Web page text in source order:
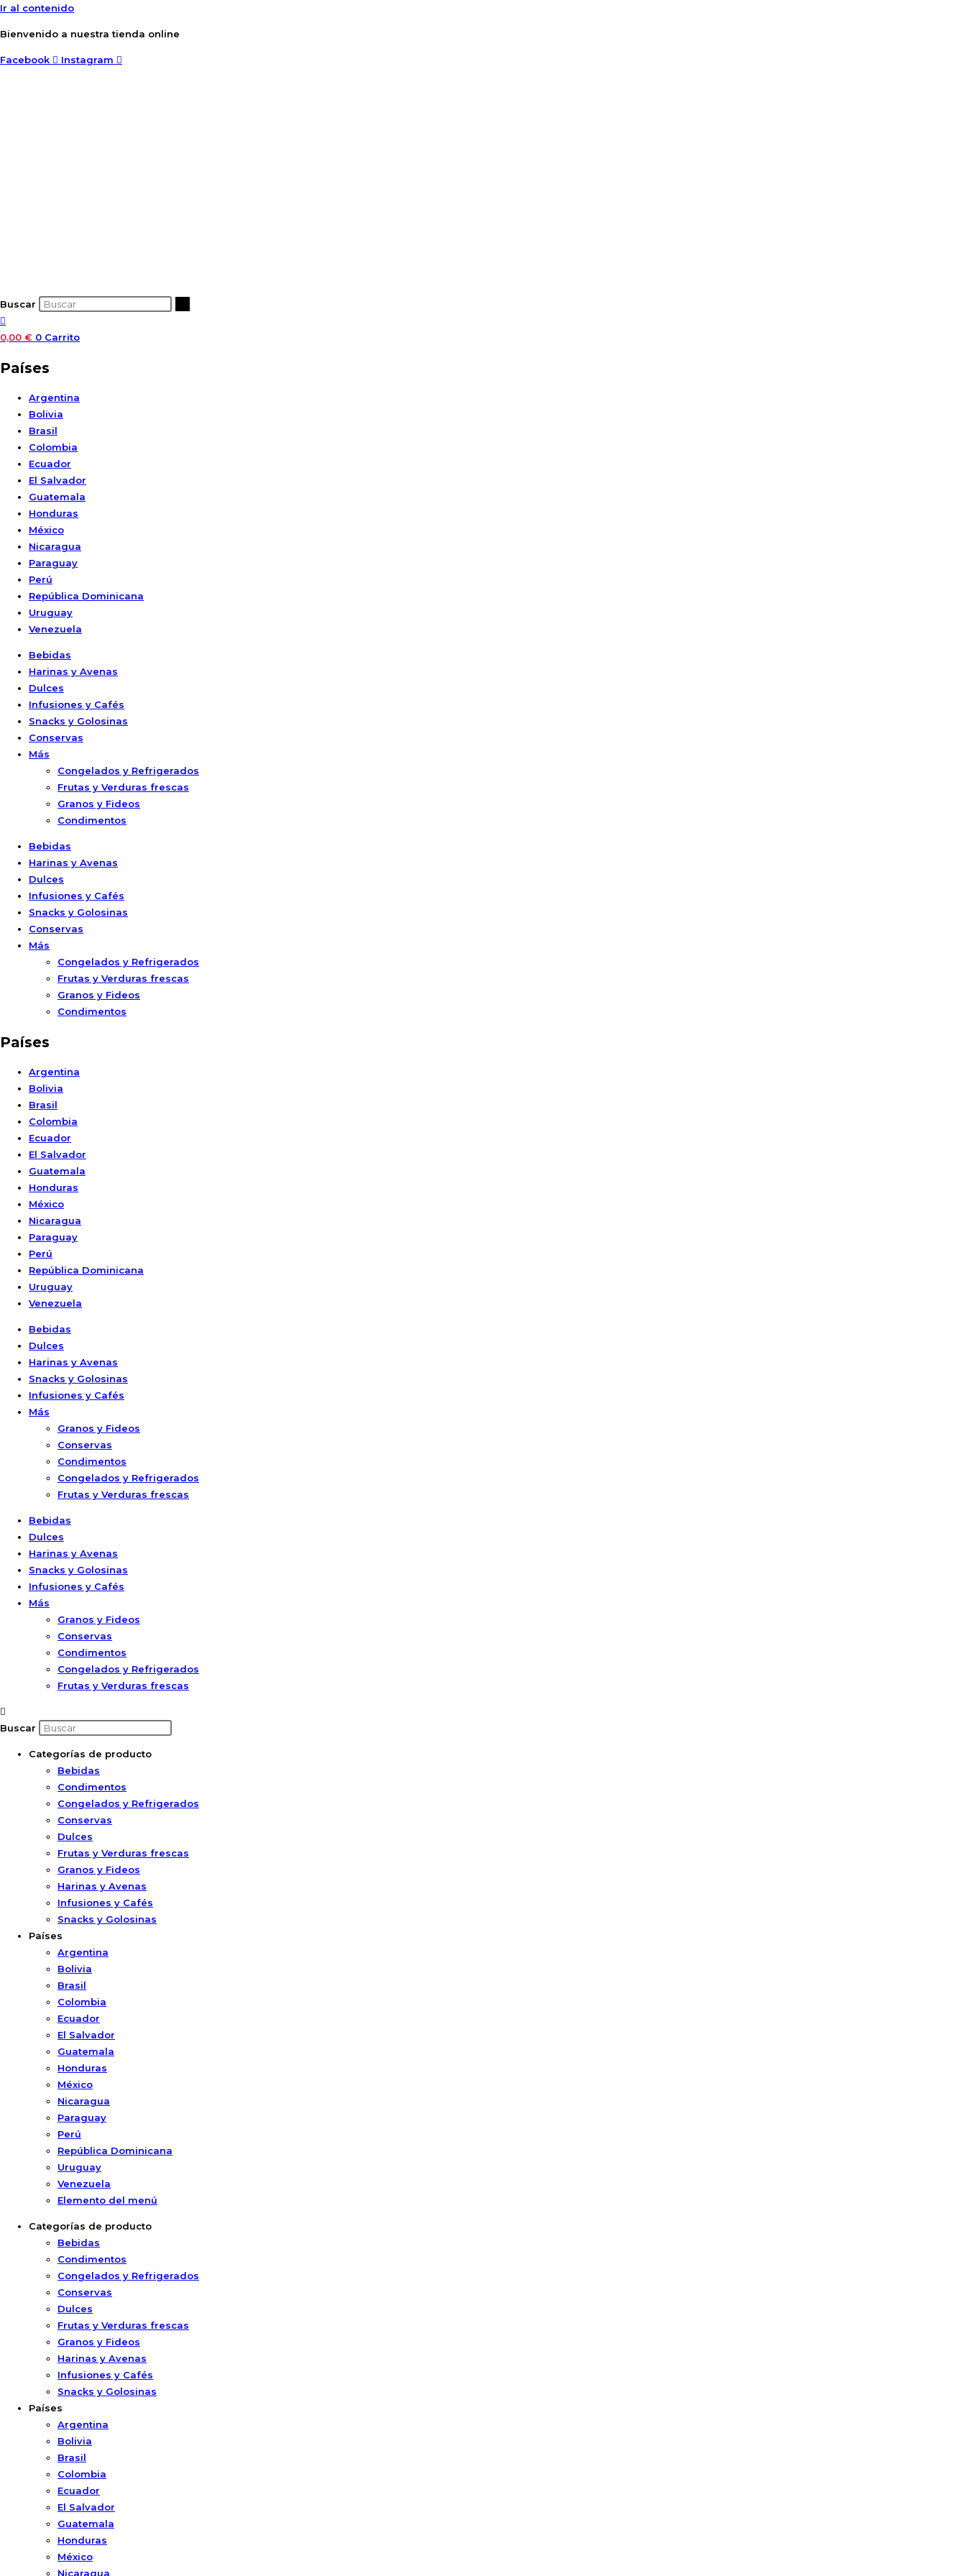
Ir al contenido
Bienvenido a nuestra tienda online
Facebook Instagram
Buscar
0,00 € 0 Carrito
Países
Argentina
Bolivia
Brasil
Colombia
Ecuador
El Salvador
Guatemala
Honduras
México
Nicaragua
Paraguay
Perú
República Dominicana
Uruguay
Venezuela
Bebidas
Harinas y Avenas
Dulces
Infusiones y Cafés
Snacks y Golosinas
Conservas
Más
Congelados y Refrigerados
Frutas y Verduras frescas
Granos y Fideos
Condimentos
Bebidas
Harinas y Avenas
Dulces
Infusiones y Cafés
Snacks y Golosinas
Conservas
Más
Congelados y Refrigerados
Frutas y Verduras frescas
Granos y Fideos
Condimentos
Países
Argentina
Bolivia
Brasil
Colombia
Ecuador
El Salvador
Guatemala
Honduras
México
Nicaragua
Paraguay
Perú
República Dominicana
Uruguay
Venezuela
Bebidas
Dulces
Harinas y Avenas
Snacks y Golosinas
Infusiones y Cafés
Más
Granos y Fideos
Conservas
Condimentos
Congelados y Refrigerados
Frutas y Verduras frescas
Bebidas
Dulces
Harinas y Avenas
Snacks y Golosinas
Infusiones y Cafés
Más
Granos y Fideos
Conservas
Condimentos
Congelados y Refrigerados
Frutas y Verduras frescas
Buscar
Categorías de producto
Bebidas
Condimentos
Congelados y Refrigerados
Conservas
Dulces
Frutas y Verduras frescas
Granos y Fideos
Harinas y Avenas
Infusiones y Cafés
Snacks y Golosinas
Países
Argentina
Bolivia
Brasil
Colombia
Ecuador
El Salvador
Guatemala
Honduras
México
Nicaragua
Paraguay
Perú
República Dominicana
Uruguay
Venezuela
Elemento del menú
Categorías de producto
Bebidas
Condimentos
Congelados y Refrigerados
Conservas
Dulces
Frutas y Verduras frescas
Granos y Fideos
Harinas y Avenas
Infusiones y Cafés
Snacks y Golosinas
Países
Argentina
Bolivia
Brasil
Colombia
Ecuador
El Salvador
Guatemala
Honduras
México
Nicaragua